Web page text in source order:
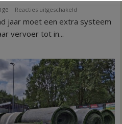
Reacties uitgeschakeld
Nieuw
alle
kernen
Hardenberg
jaar moet een extra systeem
vervoer tot in...